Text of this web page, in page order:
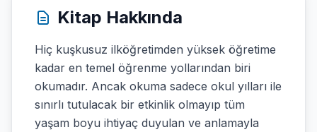
Kitap Hakkında
Hiç kuşkusuz ilköğretimden yüksek öğretime
kadar en temel öğrenme yollarından biri
okumadır. Ancak okuma sadece okul yılları ile
sınırlı tutulacak bir etkinlik olmayıp tüm
yaşam boyu ihtiyaç duyulan ve anlamayla